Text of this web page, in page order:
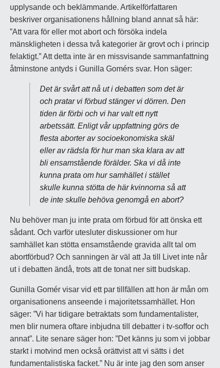
upplysande och beklämmande. Artikelförfattaren
beskriver organisationens hållning bland annat så här:
”Att vara för eller mot abort och försöka indela
mänskligheten i dessa två kategorier är grovt och i princip
felaktigt.” Att detta inte är en missvisande sammanfattning
åtminstone antyds i Gunilla Gomérs svar. Hon säger:
Det är svårt att nå ut i debatten som det är
och pratar vi förbud stänger vi dörren. Den
tiden är förbi och vi har valt ett nytt
arbetssätt. Enligt vår uppfattning görs de
flesta aborter av socioekonomiska skäl
eller av rädsla för hur man ska klara av att
bli ensamstående förälder. Ska vi då inte
kunna prata om hur samhället i stället
skulle kunna stötta de här kvinnorna så att
de inte skulle behöva genomgå en abort?
Nu behöver man ju inte prata om förbud för att önska ett
sådant. Och varför utesluter diskussioner om hur
samhället kan stötta ensamstående gravida allt tal om
abortförbud? Och sanningen är väl att Ja till Livet inte når
ut i debatten ändå, trots att de tonat ner sitt budskap.
Gunilla Gomér visar vid ett par tillfällen att hon är mån om
organisationens anseende i majoritetssamhället. Hon
säger: ”Vi har tidigare betraktats som fundamentalister,
men blir numera oftare inbjudna till debatter i tv-soffor och
annat”. Lite senare säger hon: ”Det känns ju som vi jobbar
starkt i motvind men också orättvist att vi sätts i det
fundamentalistiska facket.” Nu är inte jag den som anser